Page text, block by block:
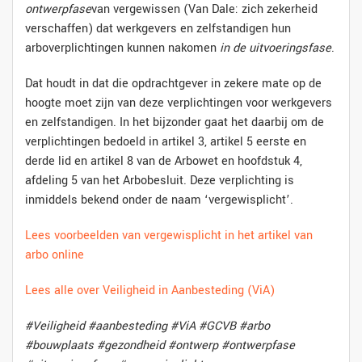
ontwerpfasevan vergewissen (Van Dale: zich zekerheid
verschaffen) dat werkgevers en zelfstandigen hun
arboverplichtingen kunnen nakomen in de uitvoeringsfase.
Dat houdt in dat die opdrachtgever in zekere mate op de
hoogte moet zijn van deze verplichtingen voor werkgevers
en zelfstandigen. In het bijzonder gaat het daarbij om de
verplichtingen bedoeld in artikel 3, artikel 5 eerste en
derde lid en artikel 8 van de Arbowet en hoofdstuk 4,
afdeling 5 van het Arbobesluit. Deze verplichting is
inmiddels bekend onder de naam ‘vergewisplicht’.
Lees voorbeelden van vergewisplicht in het artikel van
arbo online
Lees alle over Veiligheid in Aanbesteding (ViA)
#Veiligheid #aanbesteding #ViA #GCVB #arbo
#bouwplaats #gezondheid #ontwerp #ontwerpfase